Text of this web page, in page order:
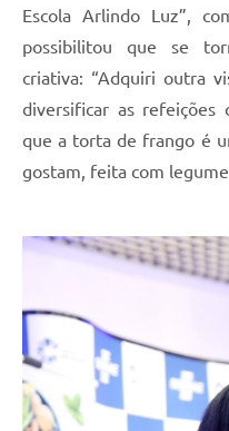
Escola Arlindo Luz”,
possibilitou que se
criativa: “Adquiri outra
diversificar as refeições
que a torta de frango é
gostam, feita com